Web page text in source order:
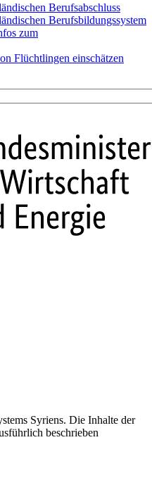
Berufsabschluss
Berufsbildungssystem
zum
Flüchtlingen einschätzen